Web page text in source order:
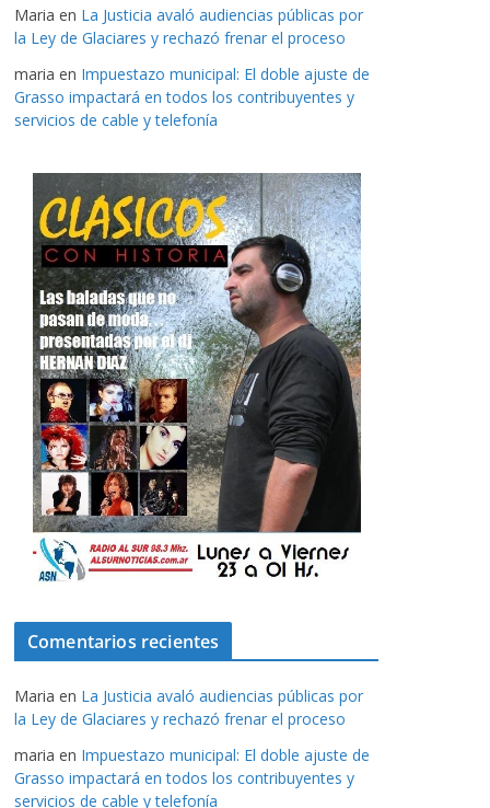
Maria en La Justicia avaló audiencias públicas por
la Ley de Glaciares y rechazó frenar el proceso
maria en Impuestazo municipal: El doble ajuste de
Grasso impactará en todos los contribuyentes y
servicios de cable y telefonía
Comentarios recientes
Maria en La Justicia avaló audiencias públicas por
la Ley de Glaciares y rechazó frenar el proceso
maria en Impuestazo municipal: El doble ajuste de
Grasso impactará en todos los contribuyentes y
servicios de cable y telefonía